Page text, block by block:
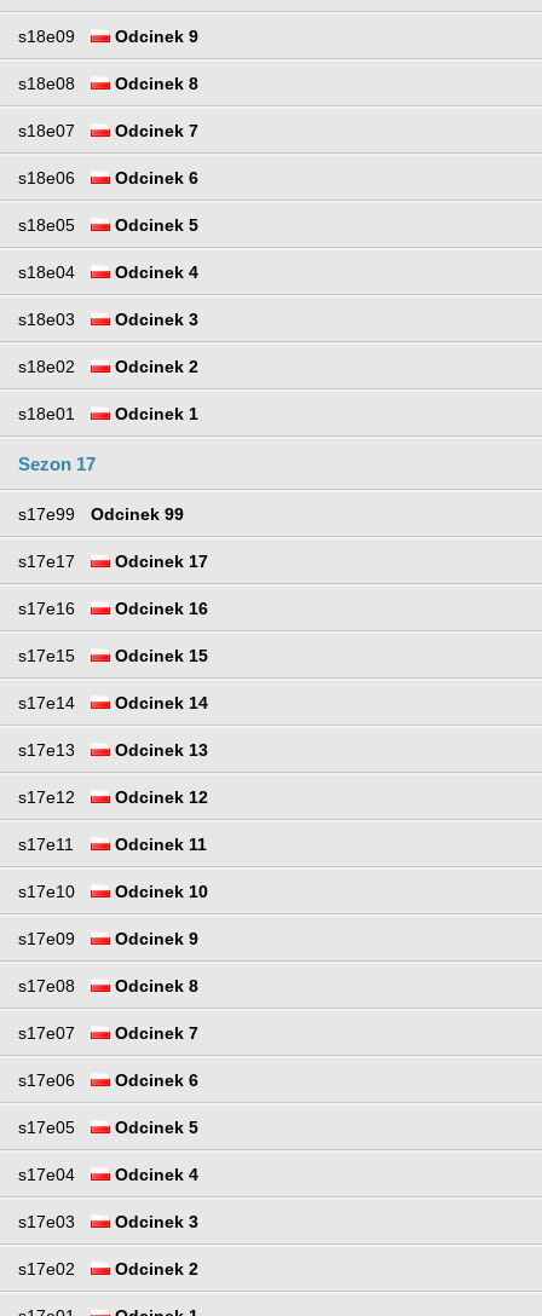
s18e09 Odcinek 9
s18e08 Odcinek 8
s18e07 Odcinek 7
s18e06 Odcinek 6
s18e05 Odcinek 5
s18e04 Odcinek 4
s18e03 Odcinek 3
s18e02 Odcinek 2
s18e01 Odcinek 1
Sezon 17
s17e99 Odcinek 99
s17e17 Odcinek 17
s17e16 Odcinek 16
s17e15 Odcinek 15
s17e14 Odcinek 14
s17e13 Odcinek 13
s17e12 Odcinek 12
s17e11 Odcinek 11
s17e10 Odcinek 10
s17e09 Odcinek 9
s17e08 Odcinek 8
s17e07 Odcinek 7
s17e06 Odcinek 6
s17e05 Odcinek 5
s17e04 Odcinek 4
s17e03 Odcinek 3
s17e02 Odcinek 2